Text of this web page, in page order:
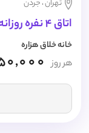
تهران ، جردن
اتاق 4 نفره روزانه
خانه خلاق هزاره
هر روز